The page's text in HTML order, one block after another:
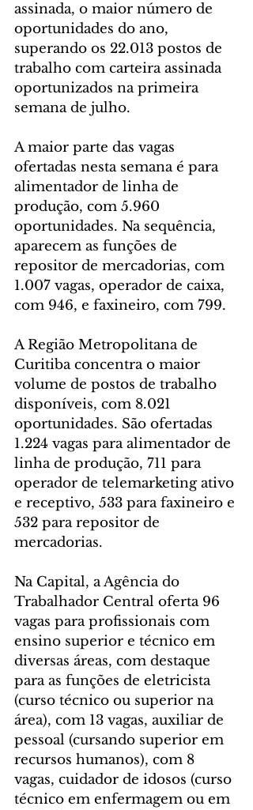
assinada, o maior número de
oportunidades do ano,
superando os 22.013 postos de
trabalho com carteira assinada
oportunizados na primeira
semana de julho.
A maior parte das vagas
ofertadas nesta semana é para
alimentador de linha de
produção, com 5.960
oportunidades. Na sequência,
aparecem as funções de
repositor de mercadorias, com
1.007 vagas, operador de caixa,
com 946, e faxineiro, com 799.
A Região Metropolitana de
Curitiba concentra o maior
volume de postos de trabalho
disponíveis, com 8.021
oportunidades. São ofertadas
1.224 vagas para alimentador de
linha de produção, 711 para
operador de telemarketing ativo
e receptivo, 533 para faxineiro e
532 para repositor de
mercadorias.
Na Capital, a Agência do
Trabalhador Central oferta 96
vagas para profissionais com
ensino superior e técnico em
diversas áreas, com destaque
para as funções de eletricista
(curso técnico ou superior na
área), com 13 vagas, auxiliar de
pessoal (cursando superior em
recursos humanos), com 8
vagas, cuidador de idosos (curso
técnico em enfermagem ou em